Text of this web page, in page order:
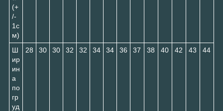
(+
/-
1с
м)
Ш
ир
ин
а
по
гр
уд
28 30 30 32 32 34 34 36 37 38 40 42 43 44